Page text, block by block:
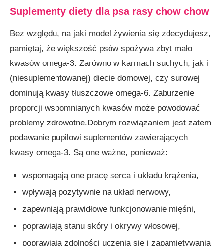
Suplementy diety dla psa rasy chow chow
Bez względu, na jaki model żywienia się zdecydujesz,
pamiętaj, że większość psów spożywa zbyt mało
kwasów omega-3. Zarówno w karmach suchych, jak i
(niesuplementowanej) diecie domowej, czy surowej
dominują kwasy tłuszczowe omega-6. Zaburzenie
proporcji wspomnianych kwasów może powodować
problemy zdrowotne.Dobrym rozwiązaniem jest zatem
podawanie pupilowi suplementów zawierających
kwasy omega-3. Są one ważne, ponieważ:
wspomagają one pracę serca i układu krążenia,
wpływają pozytywnie na układ nerwowy,
zapewniają prawidłowe funkcjonowanie mięśni,
poprawiają stanu skóry i okrywy włosowej,
poprawiają zdolności uczenia się i zapamiętywania